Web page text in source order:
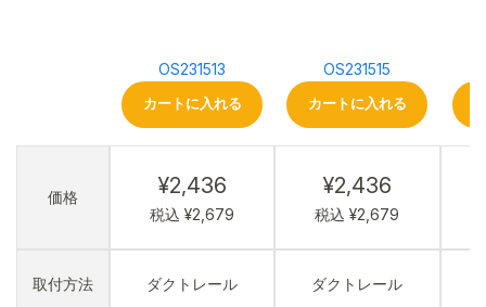
価格
取付方法
OS231513
カートに入れる
¥2,436
税込 ¥2,679
ダクトレール
OS231515
カートに入れる
¥2,436
税込 ¥2,679
ダクトレール